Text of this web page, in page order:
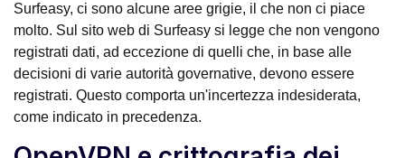
Surfeasy, ci sono alcune aree grigie, il che non ci piace
molto. Sul sito web di Surfeasy si legge che non vengono
registrati dati, ad eccezione di quelli che, in base alle
decisioni di varie autorità governative, devono essere
registrati. Questo comporta un'incertezza indesiderata,
come indicato in precedenza.